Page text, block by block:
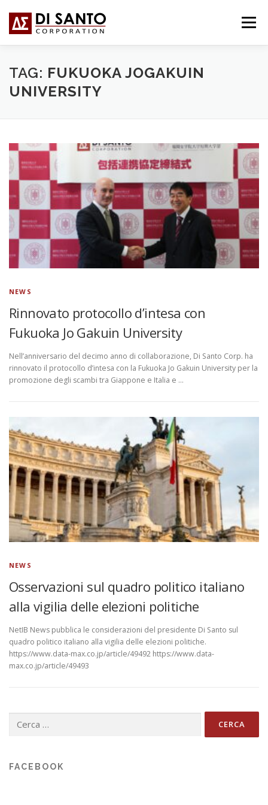
contenuto
Menu
CHI SIAMO COSA FACCIAMO NEWS
TAG: FUKUOKA JOGAKUIN
UNIVERSITY
NEWS
Rinnovato protocollo d’intesa con
Fukuoka Jo Gakuin University
Nell’anniversario del decimo anno di collaborazione, Di Santo Corp. ha
rinnovato il protocollo d’intesa con la Fukuoka Jo Gakuin University per la
promozione degli scambi tra Giappone e Italia e …
NEWS
Osservazioni sul quadro politico italiano
alla vigilia delle elezioni politiche
NetIB News pubblica le considerazioni del presidente Di Santo sul
quadro politico italiano alla vigilia delle elezioni politiche.
https://www.data-max.co.jp/article/49492 https://www.data-
max.co.jp/article/49493
per:
FACEBOOK